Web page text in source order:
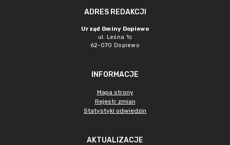
ADRES REDAKCJI
Urząd Gminy Dopiewo
ul. Leśna 1c
62-070 Dopiewo
INFORMACJE
Mapa strony
Rejestr zmian
Statystyki odwiedzin
AKTUALIZACJE